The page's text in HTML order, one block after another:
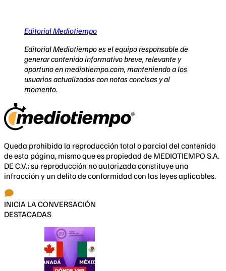
Editorial Mediotiempo
Editorial Mediotiempo es el equipo responsable de
generar contenido informativo breve, relevante y
oportuno en mediotiempo.com, manteniendo a los
usuarios actualizados con notas concisas y al
momento.
Queda prohibida la reproducción total o parcial del contenido
de esta página, mismo que es propiedad de MEDIOTIEMPO S.A.
DE C.V.; su reproducción no autorizada constituye una
infracción y un delito de conformidad con las leyes aplicables.
INICIA LA CONVERSACIÓN
DESTACADAS